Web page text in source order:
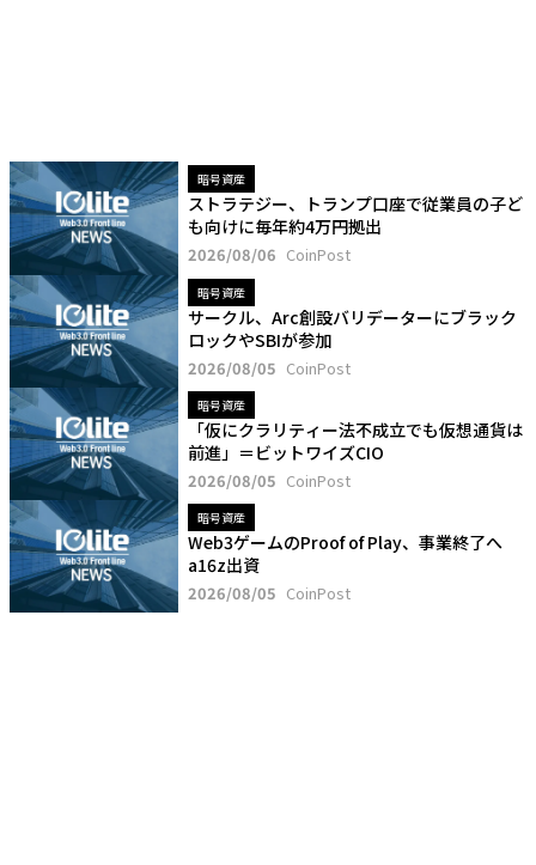
暗号資産
ストラテジー、トランプ口座で従業員の子ど
も向けに毎年約4万円拠出
2026/08/06 CoinPost
暗号資産
サークル、Arc創設バリデーターにブラック
ロックやSBIが参加
2026/08/05 CoinPost
暗号資産
「仮にクラリティー法不成立でも仮想通貨は
前進」＝ビットワイズCIO
2026/08/05 CoinPost
暗号資産
Web3ゲームのProof of Play、事業終了へ
a16z出資
2026/08/05 CoinPost